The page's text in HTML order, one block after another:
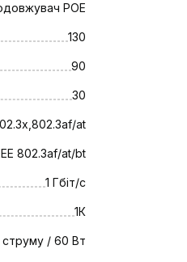
РОЕ
130
90
30
at
802.3af/at/bt
1 Гбіт/с
1К
струму / 60 Вт